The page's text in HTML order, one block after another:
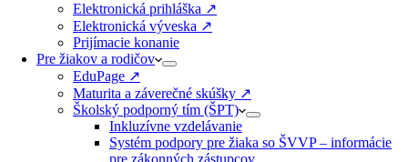
Elektronická prihláška ↗️
Elektronická výveska ↗️
Prijímacie konanie
Pre žiakov a rodičov
EduPage ↗️
Maturita a záverečné skúšky ↗️
Školský podporný tím (ŠPT)
Inkluzívne vzdelávanie
Systém podpory pre žiaka so ŠVVP – informácie
pre zákonných zástupcov